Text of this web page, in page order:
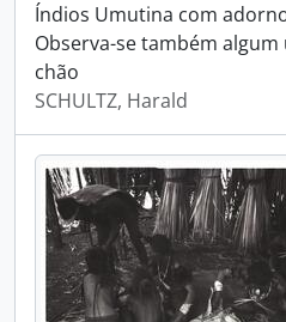
Índios Umutina com
Observa-se também
chão
SCHULTZ, Harald